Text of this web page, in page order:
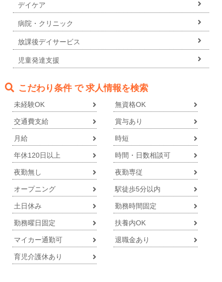
デイケア
病院・クリニック
放課後デイサービス
児童発達支援
こだわり条件 で 求人情報を検索
未経験OK 無資格OK
交通費支給 賞与あり
月給 時短
年休120日以上 時間・日数相談可
夜勤無し 夜勤専従
オープニング 駅徒歩5分以内
土日休み 勤務時間固定
勤務曜日固定 扶養内OK
マイカー通勤可 退職金あり
育児介護休あり